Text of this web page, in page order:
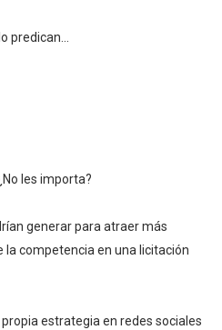
predican...
les importa?
generar para atraer más
la competencia en una licitación
estrategia en redes sociales